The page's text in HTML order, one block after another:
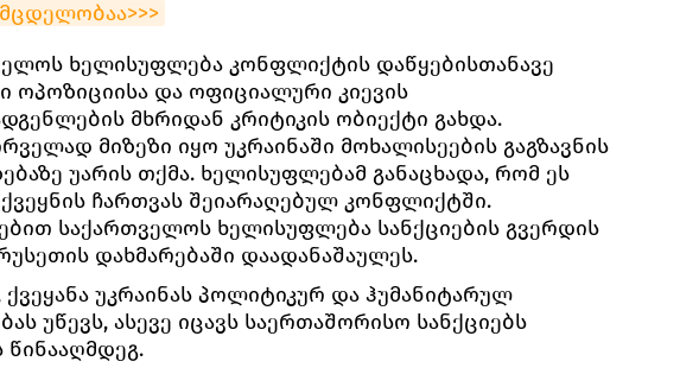
ხელისუფლება კონფლიქტის დაწყებისთანავე
ოპოზიციისა და ოფიციალური კიევის
მხრიდან კრიტიკის ობიექტი გახდა.
მიზეზი იყო უკრაინაში მოხალისეების გაგზავნის
უარის თქმა. ხელისუფლებამ განაცხადა, რომ ეს
ქვეყნის ჩართვას შეიარაღებულ კონფლიქტში.
საქართველოს ხელისუფლება სანქციების გვერდის
დახმარებაში დაადანაშაულეს.
ქვეყანა უკრაინას პოლიტიკურ და ჰუმანიტარულ
უწევს, ასევე იცავს საერთაშორისო სანქციებს
წინააღმდეგ.